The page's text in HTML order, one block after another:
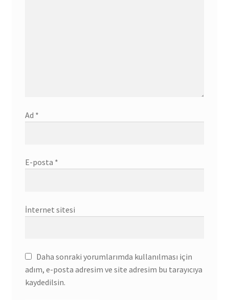
Ad *
E-posta *
İnternet sitesi
Daha sonraki yorumlarımda kullanılması için
adım, e-posta adresim ve site adresim bu tarayıcıya
kaydedilsin.